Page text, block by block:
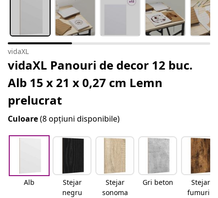
vidaXL
vidaXL Panouri de decor 12 buc.
Alb 15 x 21 x 0,27 cm Lemn
prelucrat
Culoare(8 opțiuni disponibile)
Alb
Stejar
negru
Stejar
sonoma
Gri beton
Stejar
fumuriu